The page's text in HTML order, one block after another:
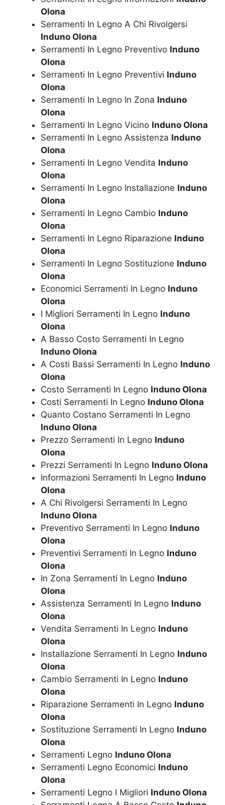
Olona
Serramenti In Legno A Chi Rivolgersi
Induno Olona
Serramenti In Legno Preventivo Induno
Olona
Serramenti In Legno Preventivi Induno
Olona
Serramenti In Legno In Zona Induno
Olona
Serramenti In Legno Vicino Induno Olona
Serramenti In Legno Assistenza Induno
Olona
Serramenti In Legno Vendita Induno
Olona
Serramenti In Legno Installazione Induno
Olona
Serramenti In Legno Cambio Induno
Olona
Serramenti In Legno Riparazione Induno
Olona
Serramenti In Legno Sostituzione Induno
Olona
Economici Serramenti In Legno Induno
Olona
I Migliori Serramenti In Legno Induno
Olona
A Basso Costo Serramenti In Legno
Induno Olona
A Costi Bassi Serramenti In Legno Induno
Olona
Costo Serramenti In Legno Induno Olona
Costi Serramenti In Legno Induno Olona
Quanto Costano Serramenti In Legno
Induno Olona
Prezzo Serramenti In Legno Induno
Olona
Prezzi Serramenti In Legno Induno Olona
Informazioni Serramenti In Legno Induno
Olona
A Chi Rivolgersi Serramenti In Legno
Induno Olona
Preventivo Serramenti In Legno Induno
Olona
Preventivi Serramenti In Legno Induno
Olona
In Zona Serramenti In Legno Induno
Olona
Assistenza Serramenti In Legno Induno
Olona
Vendita Serramenti In Legno Induno
Olona
Installazione Serramenti In Legno Induno
Olona
Cambio Serramenti In Legno Induno
Olona
Riparazione Serramenti In Legno Induno
Olona
Sostituzione Serramenti In Legno Induno
Olona
Serramenti Legno Induno Olona
Serramenti Legno Economici Induno
Olona
Serramenti Legno I Migliori Induno Olona